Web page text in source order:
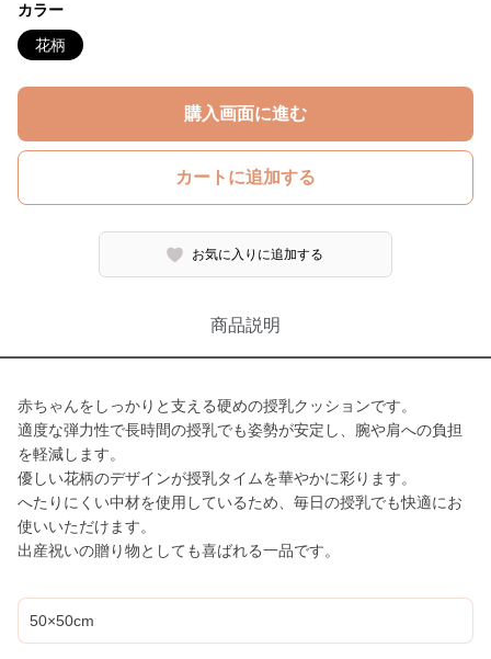
カラー
花柄
購入画面に進む
カートに追加する
お気に入りに追加する
商品説明
赤ちゃんをしっかりと支える硬めの授乳クッションです。
適度な弾力性で長時間の授乳でも姿勢が安定し、腕や肩への負担
を軽減します。
優しい花柄のデザインが授乳タイムを華やかに彩ります。
へたりにくい中材を使用しているため、毎日の授乳でも快適にお
使いいただけます。
出産祝いの贈り物としても喜ばれる一品です。
50×50cm